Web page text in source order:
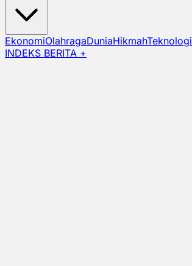
EkonomiOlahragaDuniaHikmahTeknologi
INDEKS BERITA +